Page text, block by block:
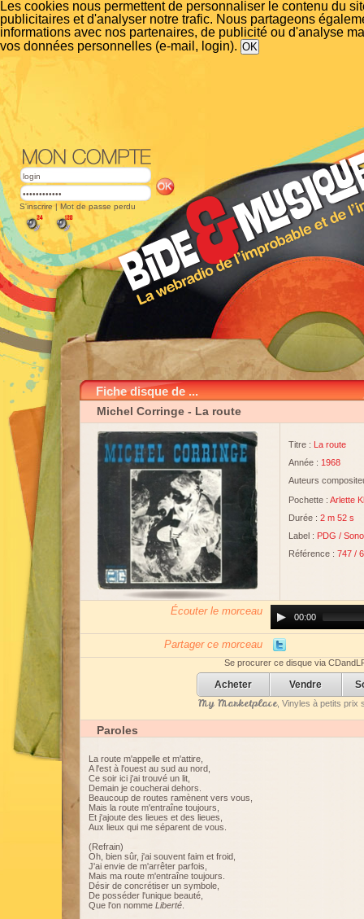
Les cookies nous permettent de personnaliser le contenu du
publicitaires et d'analyser notre trafic. Nous partageons
informations avec nos partenaires, de publicité ou d'analyse
vos données personnelles (e-mail, login).
S'inscrire | Mot de passe perdu
Fiche disque de ...
Michel Corringe - La route
Titre : La route
Année : 1968
Auteurs
Pochette : Arlette
Durée : 2 m 52 s
Label : PDG /
Référence : 747 /
Écouter le morceau
Player00:00
Partager ce morceau
Se procurer ce disque via
Acheter Vendre
My Marketplace, Vinyles à petits prix
Paroles
La route m'appelle et m'attire,
A l'est à l'ouest au sud au nord,
Ce soir ici j'ai trouvé un lit,
Demain je coucherai dehors.
Beaucoup de routes ramènent vers vous,
Mais la route m'entraîne toujours,
Et j'ajoute des lieues et des lieues,
Aux lieux qui me séparent de vous.
(Refrain)
Oh, bien sûr, j'ai souvent faim et froid,
J'ai envie de m'arrêter parfois,
Mais ma route m'entraîne toujours.
Désir de concrétiser un symbole,
De posséder l'unique beauté,
Que l'on nomme Liberté